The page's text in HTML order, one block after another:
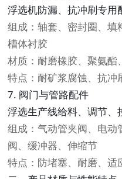
浮选机防漏、抗冲刷专用
组成：轴套、密封圈、填
槽体衬胶
材质：耐磨橡胶、聚氨酯
特点：耐矿浆腐蚀、抗冲
7. 阀门与管路配件
浮选生产线给料、调节、
组成：气动管夹阀、电
阀、缓冲器、伸缩节
特点：防堵塞、耐磨、适